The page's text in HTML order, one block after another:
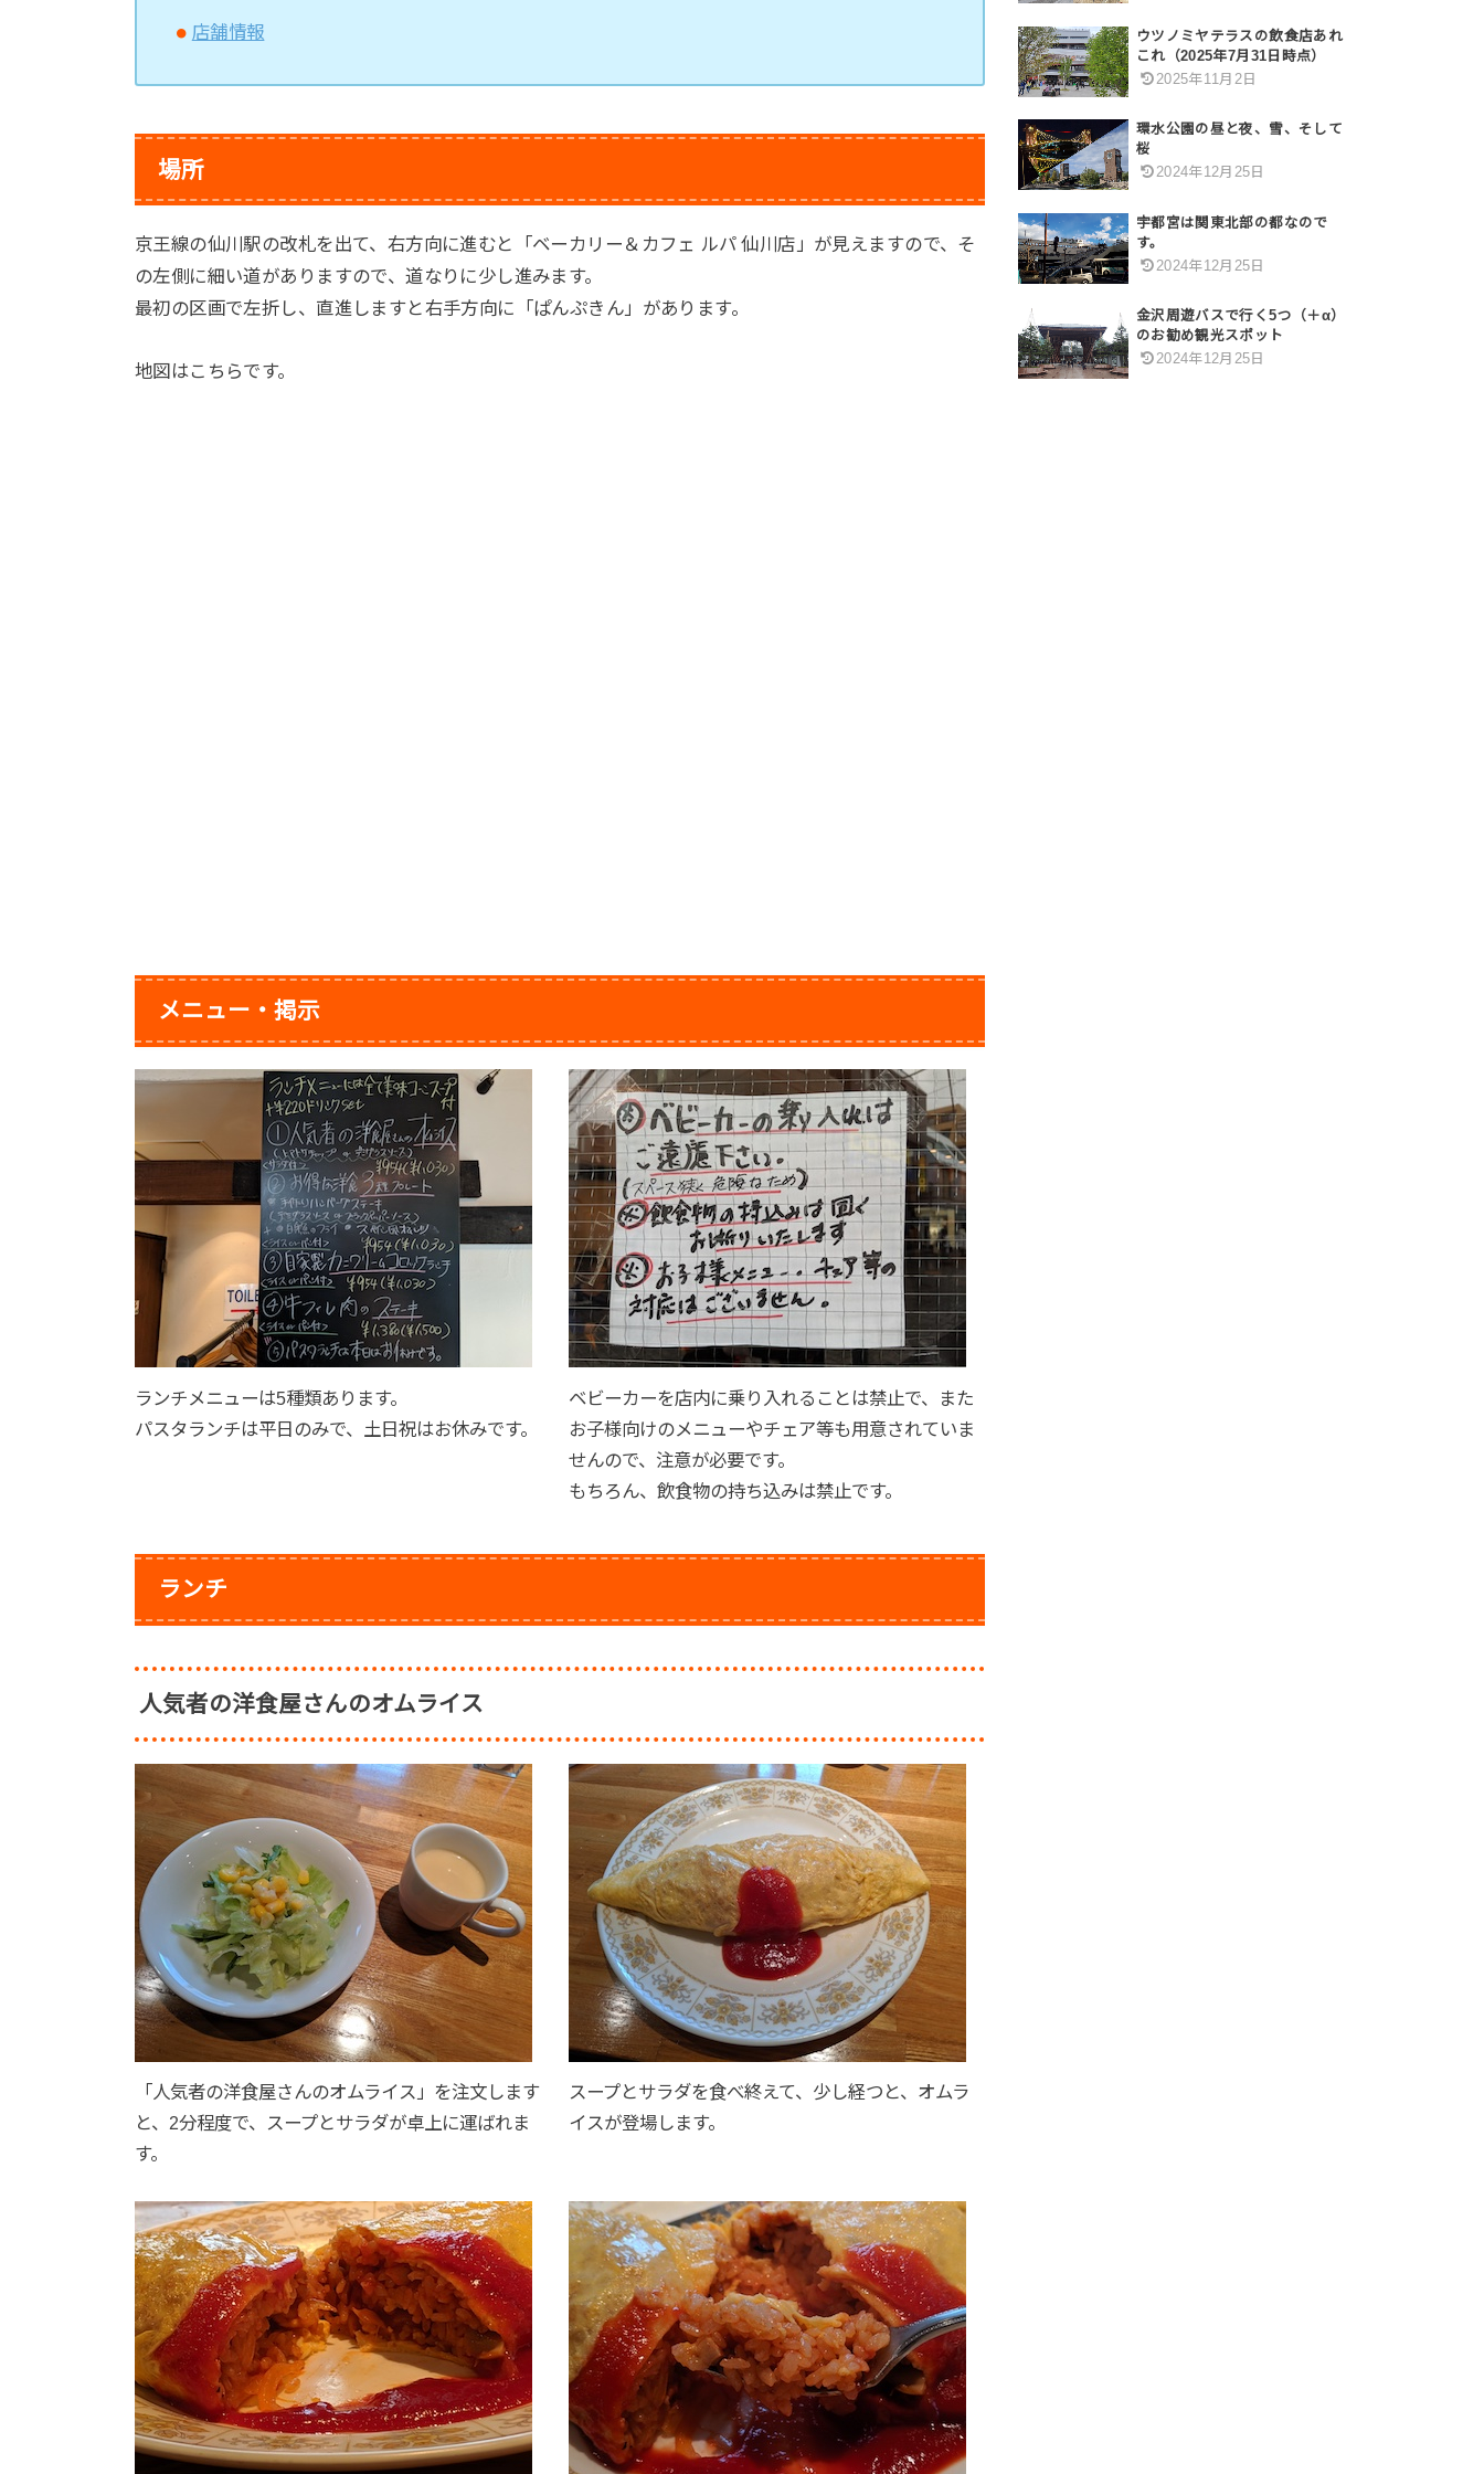
店舗情報
場所
京王線の仙川駅の改札を出て、右方向に進むと「ベーカリー＆カフェ ルパ 仙川店」が見えますので、そ
の左側に細い道がありますので、道なりに少し進みます。
最初の区画で左折し、直進しますと右手方向に「ぱんぷきん」があります。
地図はこちらです。
メニュー・掲示
ランチメニューは5種類あります。
パスタランチは平日のみで、土日祝はお休みです。
ベビーカーを店内に乗り入れることは禁止で、また
お子様向けのメニューやチェア等も用意されていま
せんので、注意が必要です。
もちろん、飲食物の持ち込みは禁止です。
ランチ
人気者の洋食屋さんのオムライス
「人気者の洋食屋さんのオムライス」を注文します
と、2分程度で、スープとサラダが卓上に運ばれま
す。
スープとサラダを食べ終えて、少し経つと、オムラ
イスが登場します。
ウツノミヤテラスの飲食店あれ
これ（2025年7月31日時点）
2025年11月2日
環水公園の昼と夜、雪、そして
桜
2024年12月25日
宇都宮は関東北部の都なので
す。
2024年12月25日
金沢周遊バスで行く5つ（＋α）
のお勧め観光スポット
2024年12月25日